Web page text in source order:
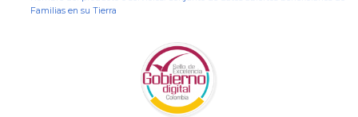
Familias en su Tierra